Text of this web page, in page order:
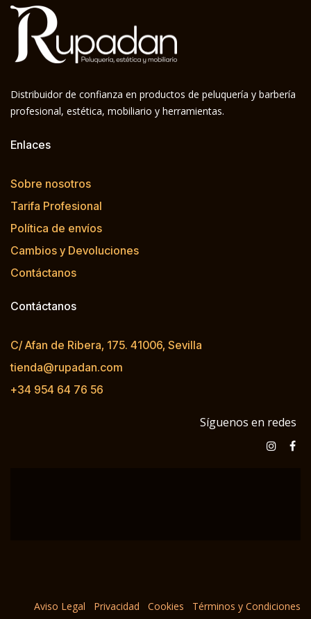
Distribuidor de confianza en productos de peluquería y barbería
profesional, estética, mobiliario y herramientas.
Enlaces
Sobre nosotros
Tarifa Profesional
Política de envíos
Cambios y Devoluciones
Contáctanos
Contáctanos
C/ Afan de Ribera, 175. 41006, Sevilla
tienda@rupadan.com
+34 954 64 76 56
Síguenos en redes
Aviso Legal Privacidad Cookies Términos y Condiciones